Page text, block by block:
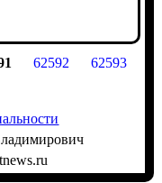
62592
62593